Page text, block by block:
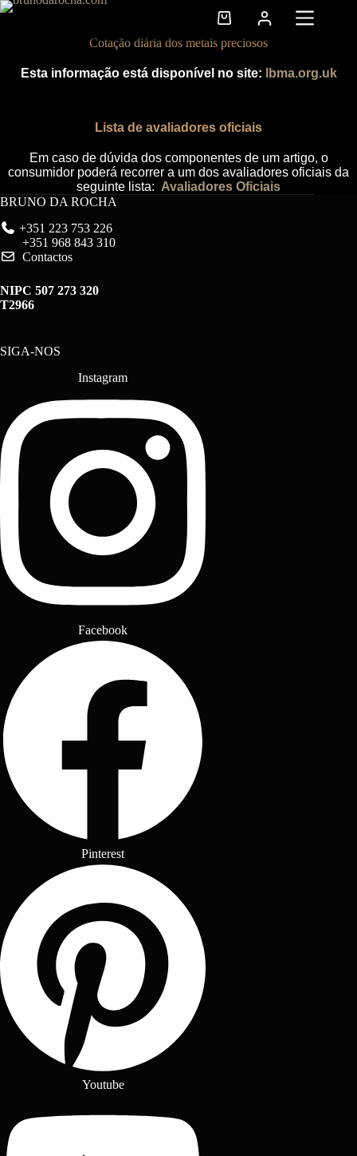
Pular
Carrinho
de
compras
Cotação diária dos metais preciosos
Esta informação está disponível no site: lbma.org.uk
Lista de avaliadores oficiais
Em caso de dúvida dos componentes de um artigo, o
consumidor poderá recorrer a um dos avaliadores oficiais da
seguinte lista: Avaliadores Oficiais
BRUNO DA ROCHA
+351 223 753 226
+351 968 843 310
Contactos
NIPC 507 273 320
T2966
SIGA-NOS
Instagram
Facebook
Pinterest
Youtube